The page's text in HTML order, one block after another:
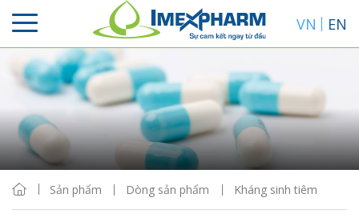
VN EN
Sản phẩm Dòng sản phẩm Kháng sinh tiêm
Sắp xếp
Hiển thị